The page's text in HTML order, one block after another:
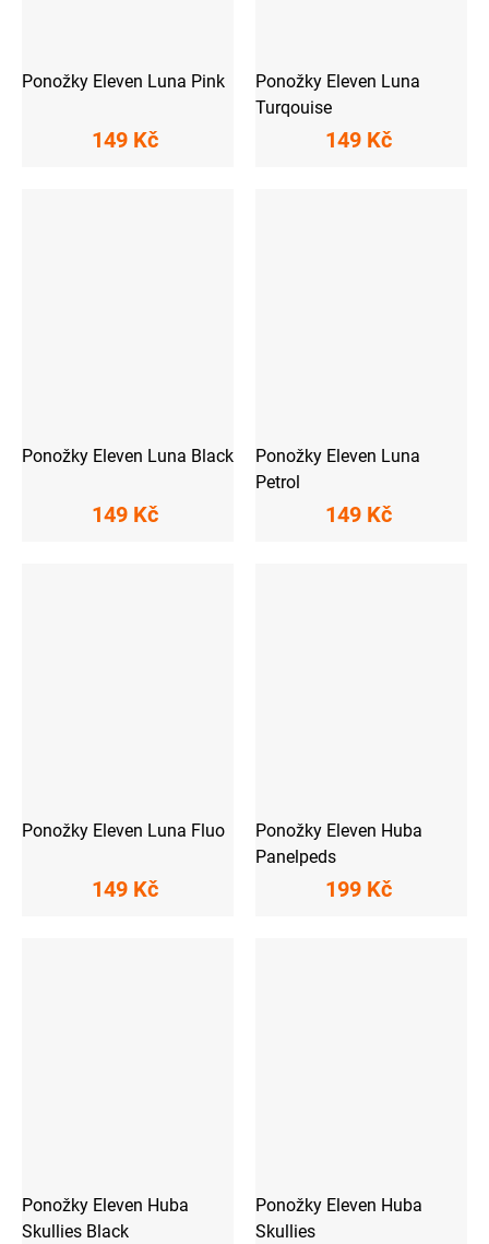
Ponožky Eleven Luna Pink
149 Kč
Ponožky Eleven Luna
Turqouise
149 Kč
Ponožky Eleven Luna Black
149 Kč
Ponožky Eleven Luna
Petrol
149 Kč
Ponožky Eleven Luna Fluo
149 Kč
Ponožky Eleven Huba
Panelpeds
199 Kč
Ponožky Eleven Huba
Skullies Black
Ponožky Eleven Huba
Skullies